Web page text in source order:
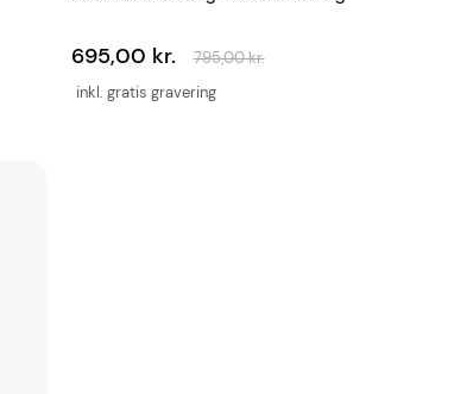
inkl. gratis gravering
695,00 kr. 795,00 kr.